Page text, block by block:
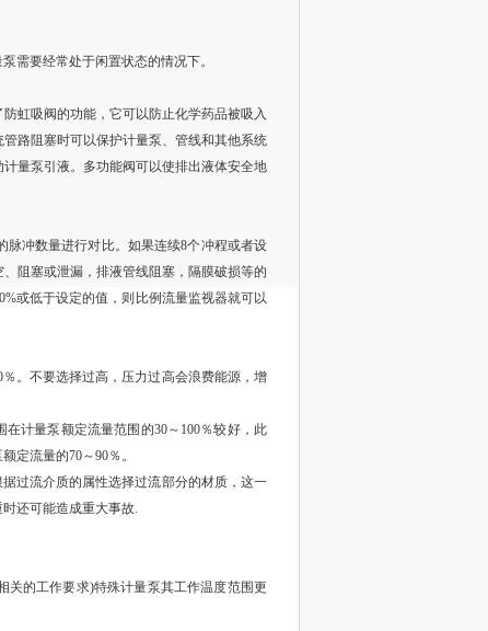
需要经常处于闲置状态的情况下。
虹吸阀的功能，它可以防止化学药品被吸入
路阻塞时可以保护计量泵、管线和其他系统
量泵引液。多功能阀可以使排出液体安全地
冲数量进行对比。如果连续8个冲程或者设
阻塞或泄漏，排液管线阻塞，隔膜破损等的
或低于设定的值，则比例流量监视器就可以
。不要选择过高，压力过高会浪费能源，增
计量泵额定流量范围的30～100％较好，此
定流量的70～90％。
过流介质的属性选择过流部分的材质，这一
还可能造成重大事故.
关的工作要求)特殊计量泵其工作温度范围更